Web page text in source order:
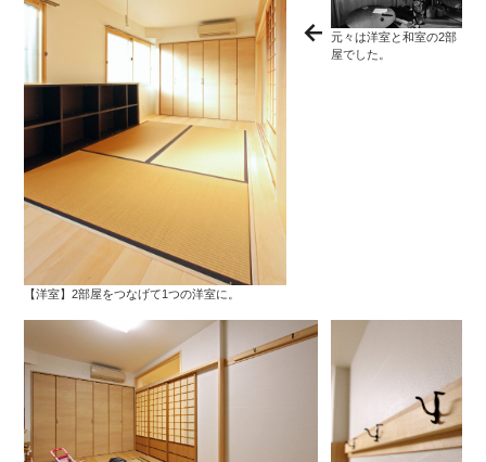
元々は洋室と和室の2部
屋でした。
【洋室】2部屋をつなげて1つの洋室に。